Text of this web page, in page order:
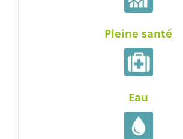
Pleine santé
Eau